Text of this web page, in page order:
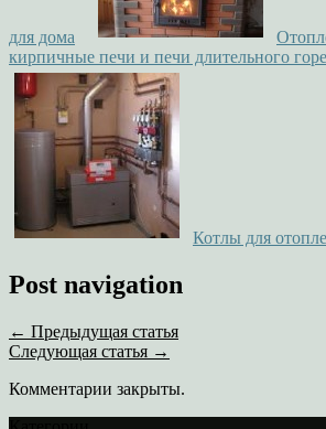
для дома
кирпичные печи и печи длительного
Котлы для
Post navigation
← Предыдущая статья
Следующая статья →
Комментарии закрыты.